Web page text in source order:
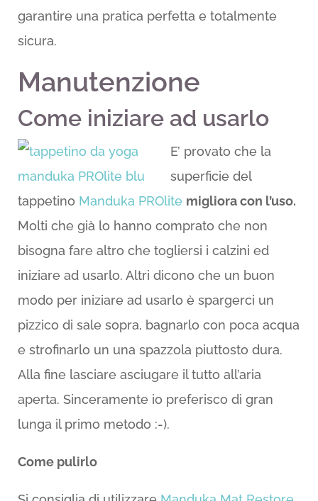
garantire una pratica perfetta e totalmente
sicura.
Manutenzione
Come iniziare ad usarlo
E’ provato che la
superficie del
tappetino Manduka PROlite migliora con l’uso.
Molti che già lo hanno comprato che non
bisogna fare altro che togliersi i calzini ed
iniziare ad usarlo. Altri dicono che un buon
modo per iniziare ad usarlo è spargerci un
pizzico di sale sopra, bagnarlo con poca acqua
e strofinarlo un una spazzola piuttosto dura.
Alla fine lasciare asciugare il tutto all’aria
aperta. Sinceramente io preferisco di gran
lunga il primo metodo :-).
Come pulirlo